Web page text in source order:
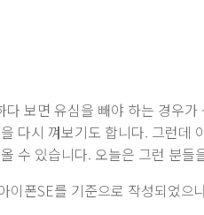
다 보면 유심을 빼야 하는 경우
다시 껴보기도 합니다. 그런데
수 있습니다. 오늘은 그런 분
이폰SE를 기준으로 작성되었으